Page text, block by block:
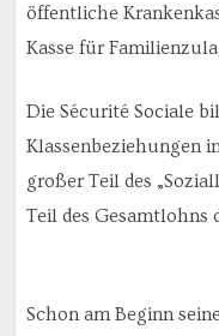
öffentliche
Kasse für
Die Sécurité Sociale
Klassenbeziehungen
großer Teil des
Teil des Gesamtlohns
Schon am Beginn